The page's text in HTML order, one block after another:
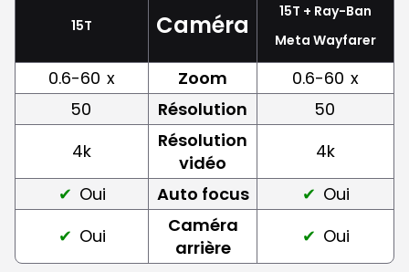
15T Caméra
15T + Ray-Ban
Meta Wayfarer
0.6-60 x Zoom 0.6-60 x
50
Résolution
50
4k
Résolution
vidéo
4k
Oui
Auto focus
Oui
Oui
Caméra
arrière
Oui